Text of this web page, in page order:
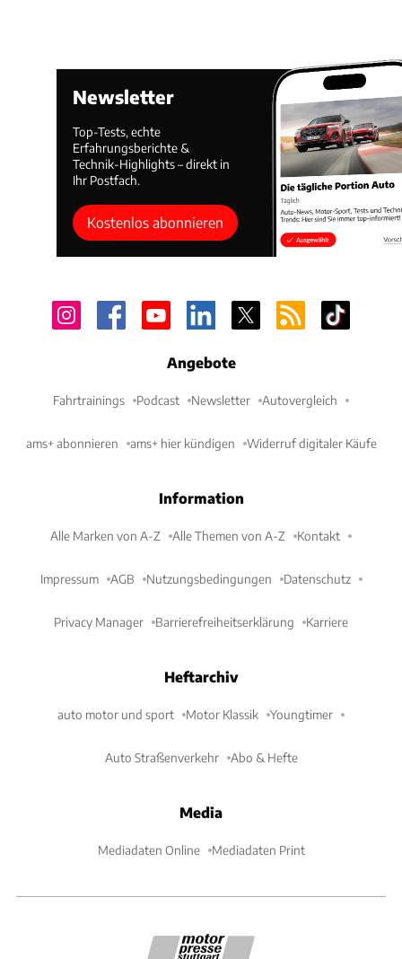
Newsletter
Top-Tests, echte
Erfahrungsberichte &
Technik-Highlights – direkt in
Ihr Postfach.
Kostenlos abonnieren
Angebote
Fahrtrainings Podcast Newsletter Autovergleich
ams+ abonnieren ams+ hier kündigen Widerruf digitaler Käufe
Information
Alle Marken von A-Z Alle Themen von A-Z Kontakt
Impressum AGB Nutzungsbedingungen Datenschutz
Privacy Manager Barrierefreiheitserklärung Karriere
Heftarchiv
auto motor und sport Motor Klassik Youngtimer
Auto Straßenverkehr Abo & Hefte
Media
Mediadaten Online Mediadaten Print